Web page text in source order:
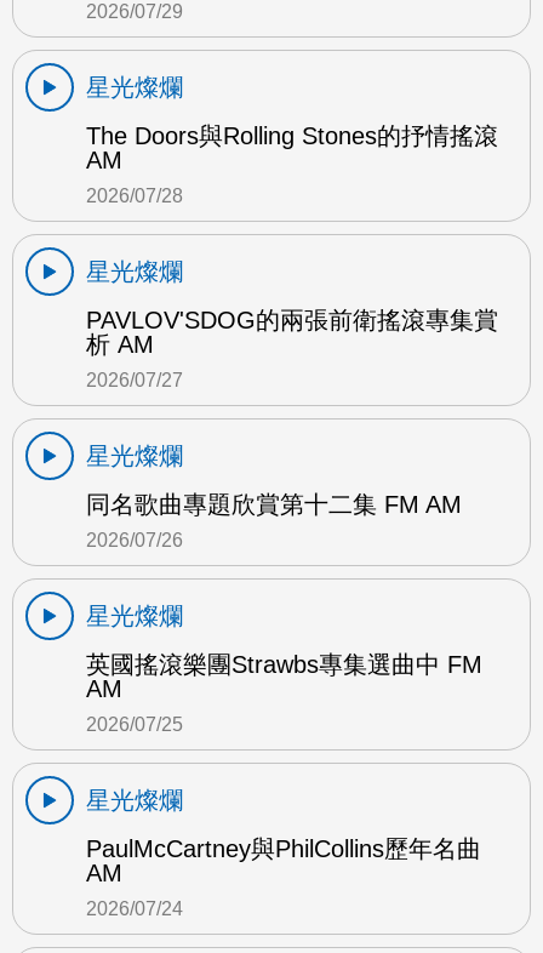
2026/07/29
星光燦爛
The Doors與Rolling Stones的抒情搖滾
AM
2026/07/28
星光燦爛
PAVLOV'SDOG的兩張前衛搖滾專集賞
析 AM
2026/07/27
星光燦爛
同名歌曲專題欣賞第十二集 FM AM
2026/07/26
星光燦爛
英國搖滾樂團Strawbs專集選曲中 FM
AM
2026/07/25
星光燦爛
PaulMcCartney與PhilCollins歷年名曲
AM
2026/07/24